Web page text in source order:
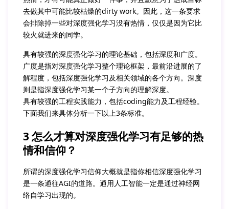
去做其中可能比较枯燥的dirty work。因此，这一条要求
会排除掉一些对深度强化学习没有热情，仅仅是因为它比
较火就进来的同学。
具有较强的深度强化学习的理论基础，包括深度和广度。
广度是指对深度强化学习整个理论框架，最前沿进展的了
解程度，包括深度强化学习及相关领域的各个方向。深度
则是指深度强化学习某一个子方向的理解深度。
具有较强的工程实践能力，包括coding能力及工程经验。
下面我们来具体分析一下以上3条标准。
3 怎么才算对深度强化学习有足够的热
情和信仰？
所谓的深度强化学习信仰大概就是指你相信深度强化学习
是一条通往AGI的道路。通用人工智能一定是通过神经网
络自学习出现的。